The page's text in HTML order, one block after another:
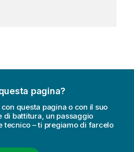
pagina?
questa pagina o con il suo
di battitura, un passaggio
tecnico – ti pregiamo di farcelo